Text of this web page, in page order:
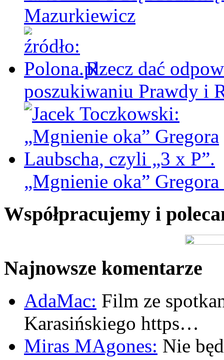
Mazurkiewicz
Rzecz dać
poszukiwaniu Prawdy i
„Mgnienie oka”
Współpracujemy i
Najnowsze komentarze
AdaMac: Film ze
Karasińskiego https…
Miras MAgones: Nie